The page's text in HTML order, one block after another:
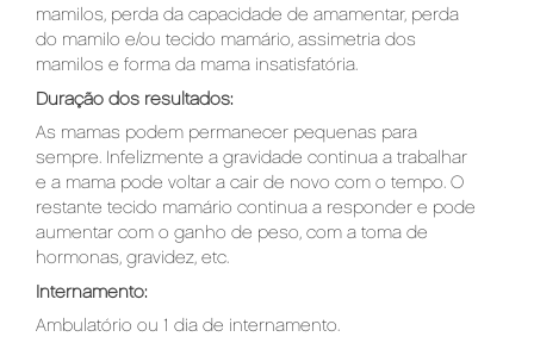
mamilos, perda da capacidade de amamentar, perda
do mamilo e/ou tecido mamário, assimetria dos
mamilos e forma da mama insatisfatória.
Duração dos resultados:
As mamas podem permanecer pequenas para
sempre. Infelizmente a gravidade continua a trabalhar
e a mama pode voltar a cair de novo com o tempo. O
restante tecido mamário continua a responder e pode
aumentar com o ganho de peso, com a toma de
hormonas, gravidez, etc.
Internamento:
Ambulatório ou 1 dia de internamento.